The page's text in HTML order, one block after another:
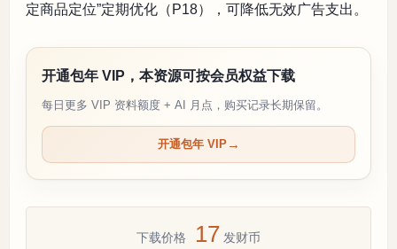
定商品定位”定期优化（P18），可降低无效广告支出。
开通包年 VIP，本资源可按会员权益下载
每日更多 VIP 资料额度 + AI 月点，购买记录长期保留。
开通包年 VIP
下载价格 17 发财币